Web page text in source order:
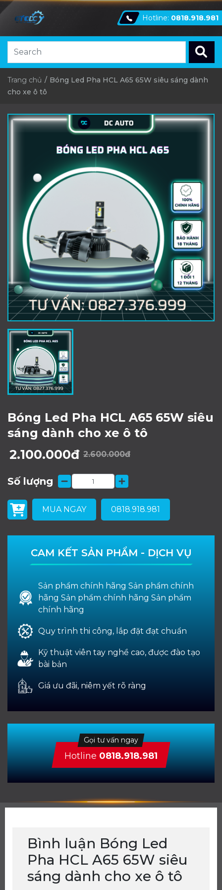
Hotline: 0818.918.981
Trang chủ
Bóng Led Pha HCL A65 65W siêu sáng dành
cho xe ô tô
Bóng Led Pha HCL A65 65W siêu
sáng dành cho xe ô tô
2.100.000đ 2.600.000đ
Số lượng
MUA NGAY 0818.918.981
CAM KẾT SẢN PHẨM - DỊCH VỤ
Sản phẩm chính hãng Sản phẩm chính
hãng Sản phẩm chính hãng Sản phẩm
chính hãng
Quy trình thi công, lắp đặt đạt chuẩn
Kỹ thuật viên tay nghề cao, được đào tạo
bài bản
Giá ưu đãi, niêm yết rõ ràng
Gọi tư vấn ngay
Hotline 0818.918.981
Bình luận Bóng Led
Pha HCL A65 65W siêu
sáng dành cho xe ô tô